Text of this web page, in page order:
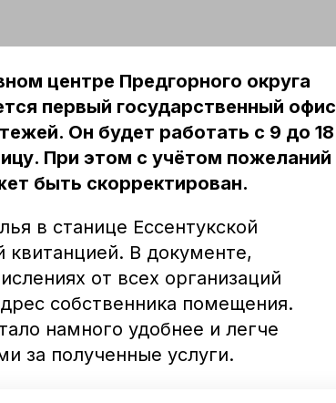
центре Предгорного округа
первый государственный офис
Он будет работать с 9 до 18
При этом с учётом пожеланий
быть скорректирован.
в станице Ессентукской
В документе,
от всех организаций
собственника помещения.
намного удобнее и легче
за полученные услуги.